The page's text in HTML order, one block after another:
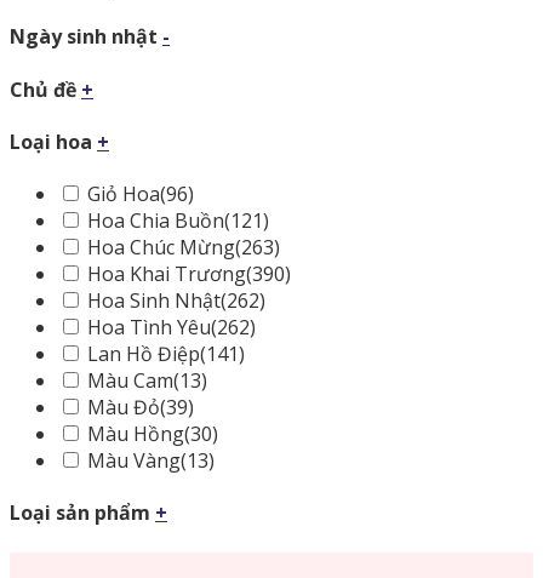
Ngày sinh nhật -
Chủ đề +
Loại hoa +
Giỏ Hoa(96)
Hoa Chia Buồn(121)
Hoa Chúc Mừng(263)
Hoa Khai Trương(390)
Hoa Sinh Nhật(262)
Hoa Tình Yêu(262)
Lan Hồ Điệp(141)
Màu Cam(13)
Màu Đỏ(39)
Màu Hồng(30)
Màu Vàng(13)
Loại sản phẩm +